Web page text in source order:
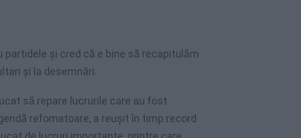
și cred că e bine să recapitulăm
și la desemnări.
să repare lucrurile care au fost
refomatoare, a reușit în timp record